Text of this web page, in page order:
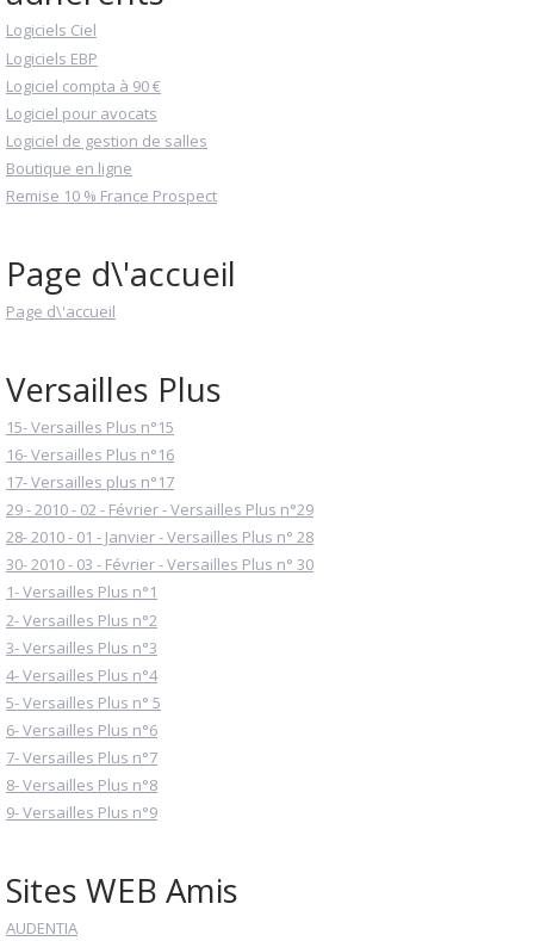
Logiciels Ciel
Logiciels EBP
Logiciel compta à 90 €
Logiciel pour avocats
Logiciel de gestion de salles
Boutique en ligne
Remise 10 % France Prospect
Page d\'accueil
Page d\'accueil
Versailles Plus
15- Versailles Plus n°15
16- Versailles Plus n°16
17- Versailles plus n°17
29 - 2010 - 02 - Février - Versailles Plus n°29
28- 2010 - 01 - Janvier - Versailles Plus n° 28
30- 2010 - 03 - Février - Versailles Plus n° 30
1- Versailles Plus n°1
2- Versailles Plus n°2
3- Versailles Plus n°3
4- Versailles Plus n°4
5- Versailles Plus n° 5
6- Versailles Plus n°6
7- Versailles Plus n°7
8- Versailles Plus n°8
9- Versailles Plus n°9
Sites WEB Amis
AUDENTIA